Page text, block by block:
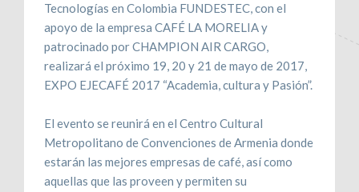
Tecnologías en Colombia FUNDESTEC, con el
apoyo de la empresa CAFÉ LA MORELIA y
patrocinado por CHAMPION AIR CARGO,
realizará el próximo 19, 20 y 21 de mayo de 2017,
EXPO EJECAFÉ 2017 “Academia, cultura y Pasión”.
El evento se reunirá en el Centro Cultural
Metropolitano de Convenciones de Armenia donde
estarán las mejores empresas de café, así como
aquellas que las proveen y permiten su